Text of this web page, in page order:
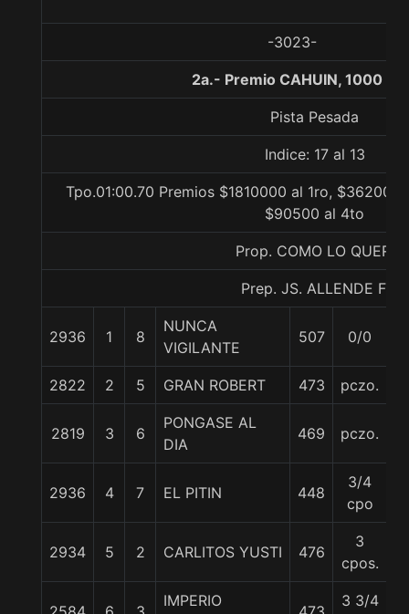
-3023-
2a.- Premio CAHUIN, 1000
Pista Pesada
Indice: 17 al 13
Tpo.01:00.70 Premios $1810000 al 1ro, $362000
$90500 al 4to
Prop. COMO LO QUERI
Prep. JS. ALLENDE F.
2936 1 8
NUNCA
VIGILANTE
507 0/0
2822 2 5 GRAN ROBERT 473 pczo.
2819 3 6
PONGASE AL
DIA
469 pczo.
2936 4 7 EL PITIN 448
3/4
cpo
2934 5 2 CARLITOS YUSTI 476
3
cpos.
IMPERIO
3 3/4